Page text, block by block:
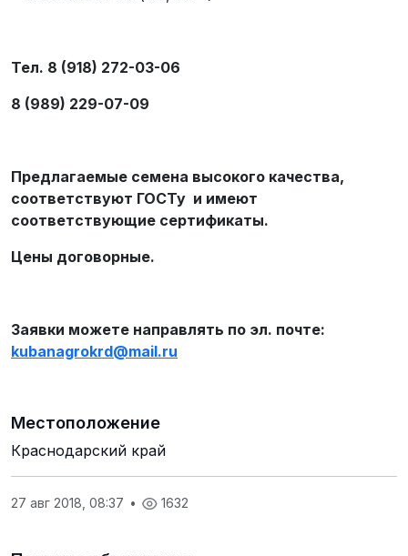
Тел. 8 (918) 272-03-06
8 (989) 229-07-09
Предлагаемые семена высокого качества,
соответствуют ГОСТу и имеют
соответствующие сертификаты.
Цены договорные.
Заявки можете направлять по эл. почте:
kubanagrokrd@mail.ru
Местоположение
Краснодарский край
27 авг 2018, 08:37 • 1632